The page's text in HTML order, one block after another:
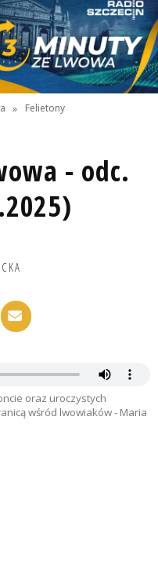
» Felietony
- odc.
oraz uroczystych
wśród lwowiaków - Maria